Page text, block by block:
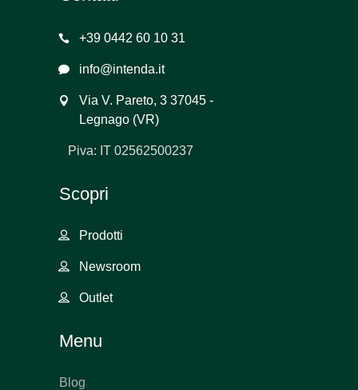
+39 0442 60 10 31
info@intenda.it
Via V. Pareto, 3 37045 -
Legnago (VR)
Piva: IT 02562500237
Scopri
Prodotti
Newsroom
Outlet
Menu
Blog